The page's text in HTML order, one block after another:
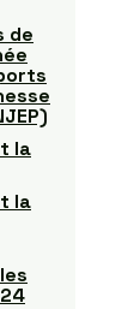
de
la
la